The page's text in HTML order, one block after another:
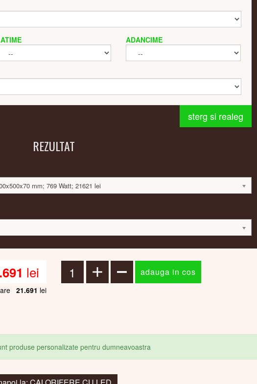
ADANCIME
sterg si realeg
REZULTAT
mm; 769 Watt; 21621 lei
lei
21.691 lei
produse personalizate pentru dumneavoastra